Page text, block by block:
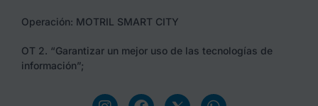
Operación: MOTRIL SMART CITY
OT 2. “Garantizar un mejor uso de las tecnologías de
información”;